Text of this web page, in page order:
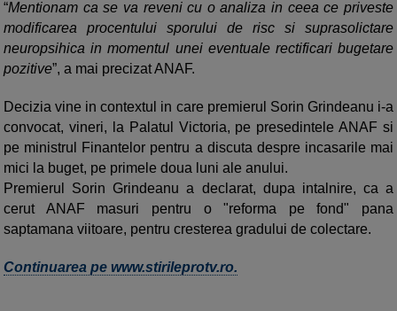
“Mentionam ca se va reveni cu o analiza in ceea ce priveste
modificarea procentului sporului de risc si suprasolictare
neuropsihica in momentul unei eventuale rectificari bugetare
pozitive”, a mai precizat ANAF.
Decizia vine in contextul in care premierul Sorin Grindeanu i-a
convocat, vineri, la Palatul Victoria, pe presedintele ANAF si
pe ministrul Finantelor pentru a discuta despre incasarile mai
mici la buget, pe primele doua luni ale anului.
Premierul Sorin Grindeanu a declarat, dupa intalnire, ca a
cerut ANAF masuri pentru o "reforma pe fond" pana
saptamana viitoare, pentru cresterea gradului de colectare.
Continuarea pe www.stirileprotv.ro.